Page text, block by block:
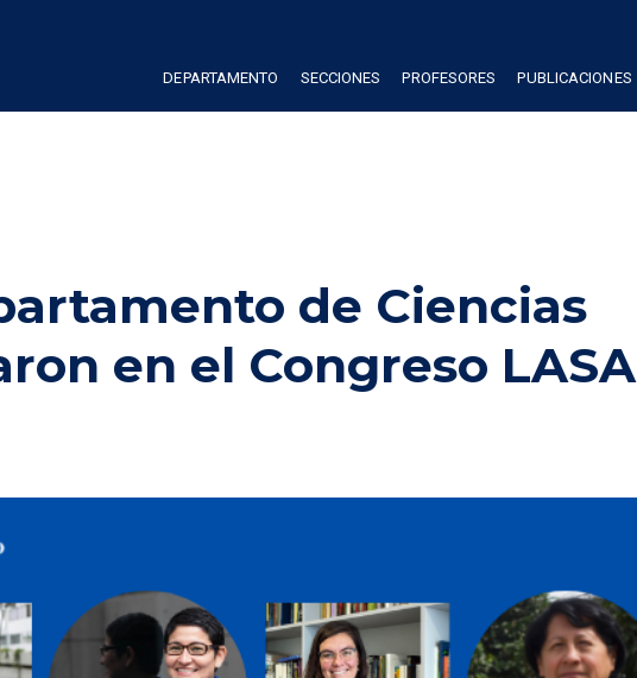
DEPARTAMENTO SECCIONES PROFESORES PUBLICACIONES
de Ciencias
en el Congreso LASA